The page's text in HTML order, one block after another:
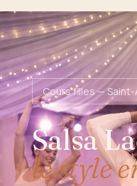
Cours filles — Saint-
Salsa
le style